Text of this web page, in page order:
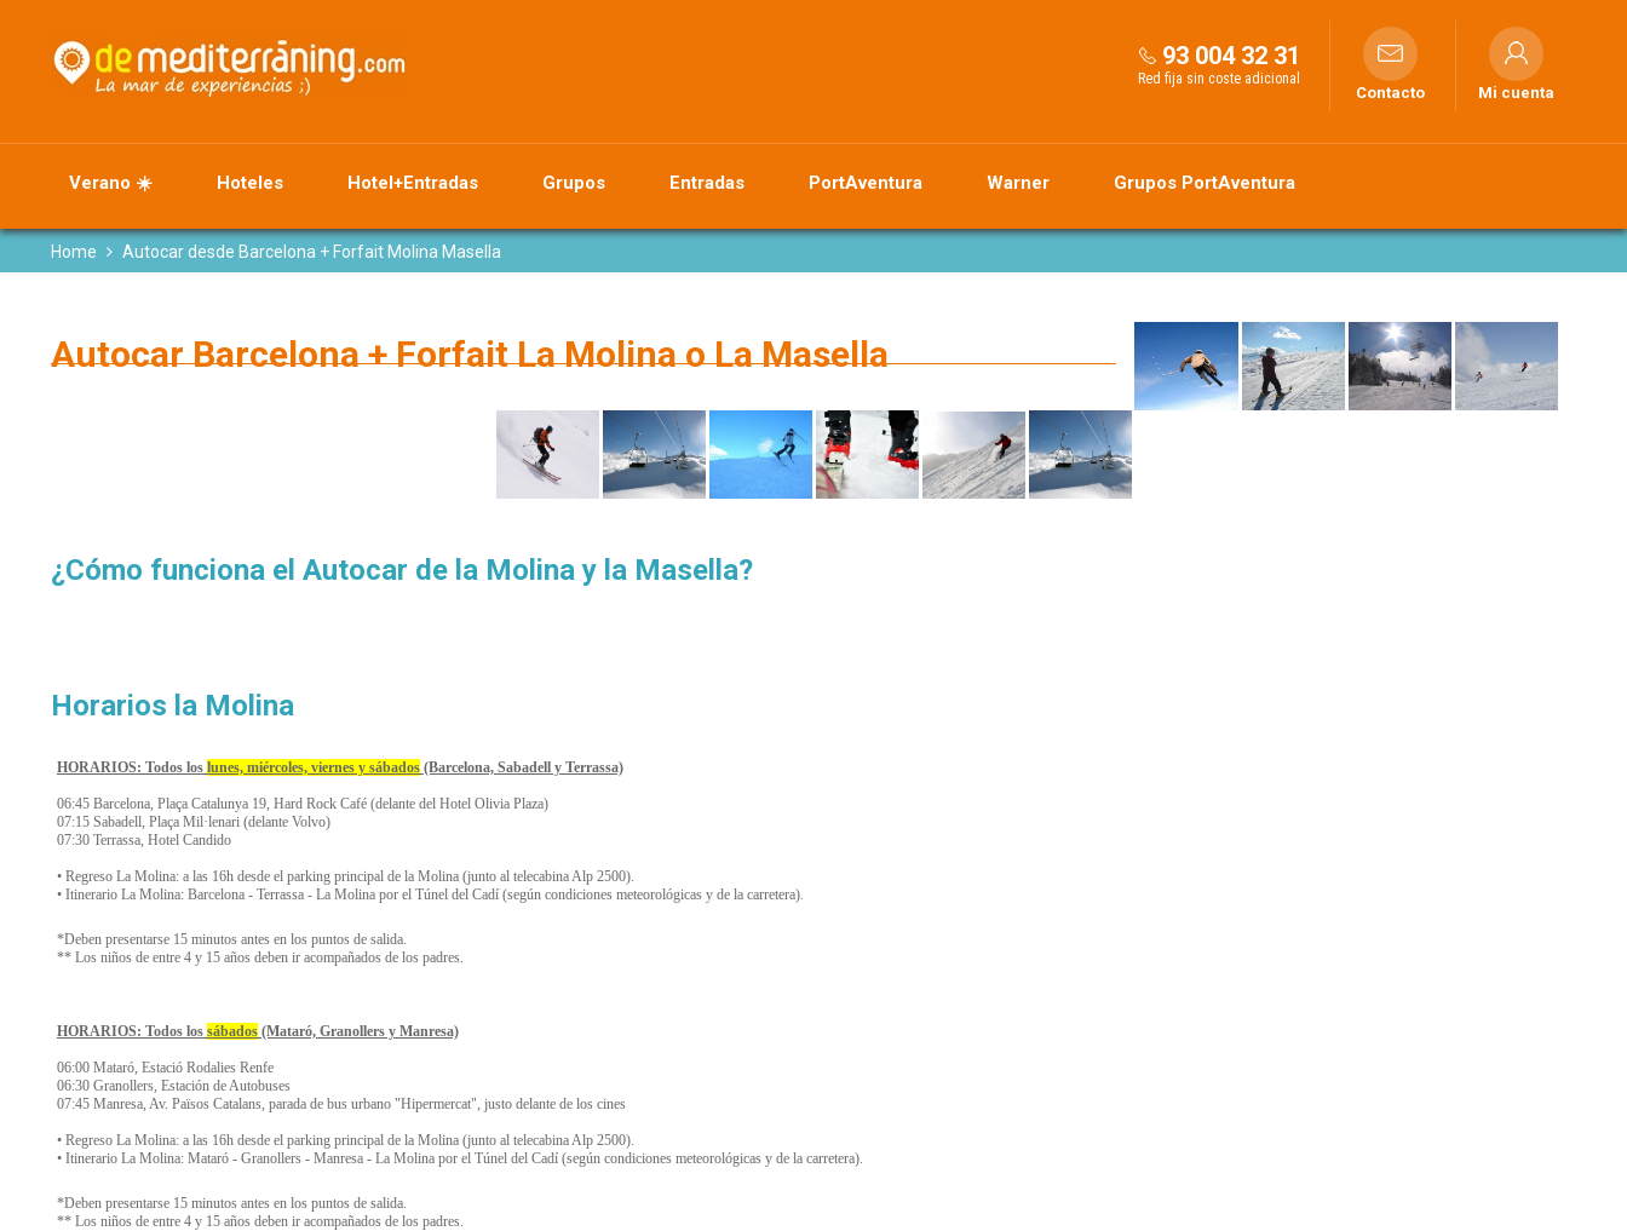
93 004 32 31
Red fija sin coste adicional
Contacto Mi cuenta
Verano ☀️ Hoteles Hotel+Entradas Grupos Entradas PortAventura Warner Grupos PortAventura
Home Autocar desde Barcelona + Forfait Molina Masella
Autocar Barcelona + Forfait La Molina o La Masella
¿Cómo funciona el Autocar de la Molina y la Masella?
Horarios la Molina
HORARIOS: Todos los lunes, miércoles, viernes y sábados (Barcelona, Sabadell y Terrassa)
06:45 Barcelona, Plaça Catalunya 19, Hard Rock Café (delante del Hotel Olivia Plaza)
07:15 Sabadell, Plaça Mil·lenari (delante Volvo)
07:30 Terrassa, Hotel Candido
• Regreso La Molina: a las 16h desde el parking principal de la Molina (junto al telecabina Alp 2500).
• Itinerario La Molina: Barcelona - Terrassa - La Molina por el Túnel del Cadí (según condiciones meteorológicas y de la carretera).
*Deben presentarse 15 minutos antes en los puntos de salida.
** Los niños de entre 4 y 15 años deben ir acompañados de los padres.
HORARIOS: Todos los sábados (Mataró, Granollers y Manresa)
06:00 Mataró, Estació Rodalies Renfe
06:30 Granollers, Estación de Autobuses
07:45 Manresa, Av. Països Catalans, parada de bus urbano "Hipermercat", justo delante de los cines
• Regreso La Molina: a las 16h desde el parking principal de la Molina (junto al telecabina Alp 2500).
• Itinerario La Molina: Mataró - Granollers - Manresa - La Molina por el Túnel del Cadí (según condiciones meteorológicas y de la carretera).
*Deben presentarse 15 minutos antes en los puntos de salida.
** Los niños de entre 4 y 15 años deben ir acompañados de los padres.